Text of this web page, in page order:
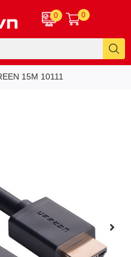
0 0
15M 10111